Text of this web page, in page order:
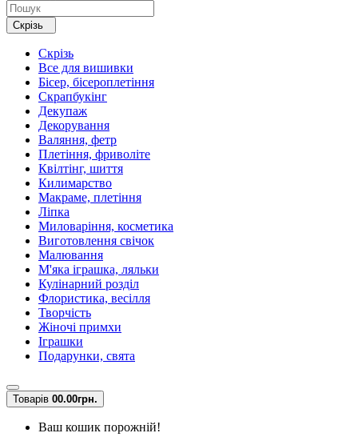
Скрізь
Скрізь
Все для вишивки
Бісер, бісероплетіння
Скрапбукінг
Декупаж
Декорування
Валяння, фетр
Плетіння, фриволіте
Квілтінг, шиття
Килимарство
Макраме, плетіння
Ліпка
Миловаріння, косметика
Виготовлення свічок
Малювання
М'яка іграшка, ляльки
Кулінарний розділ
Флористика, весілля
Творчість
Жіночі примхи
Іграшки
Подарунки, свята
Товарів 00.00грн.
Ваш кошик порожній!